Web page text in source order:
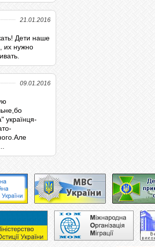
21.01.2016
Дети наше
их нужно
09.01.2016
українця-